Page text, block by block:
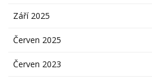
Září 2025
Červen 2025
Červen 2023